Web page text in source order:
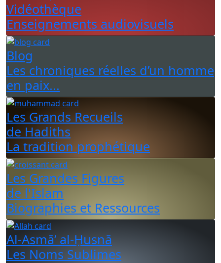
Vidéothèque
Enseignements audiovisuels
Blog
Les chroniques réelles d’un homme
en paix...
Les Grands Recueils
de Hadiths
La tradition prophétique
Les Grandes Figures
de l'Islam
Biographies et Ressources
Al-Asmā’ al-Ḥusnā
Les Noms Sublimes